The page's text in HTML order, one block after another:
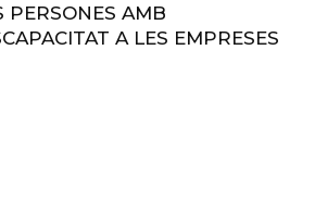
PERSONES AMB
A LES EMPRESES